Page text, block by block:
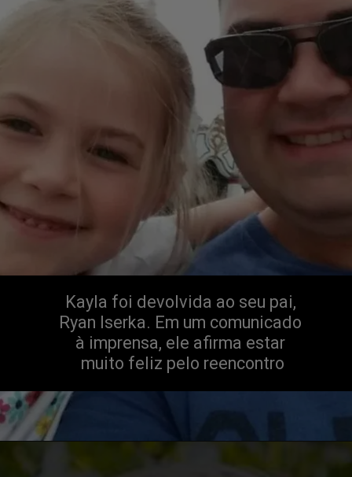
Kayla foi devolvida ao seu pai,
Ryan Iserka. Em um comunicado
à imprensa, ele afirma estar
muito feliz pelo reencontro